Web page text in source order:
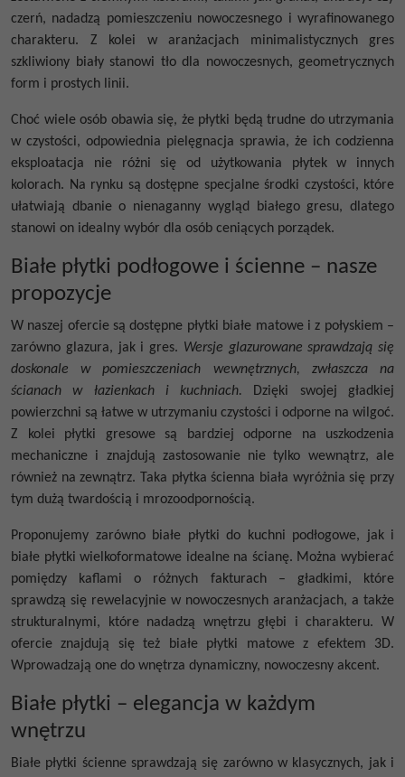
czerń, nadadzą pomieszczeniu nowoczesnego i wyrafinowanego
charakteru. Z kolei w aranżacjach minimalistycznych gres
szkliwiony białystanowi tło dla nowoczesnych, geometrycznych
form i prostych linii.
Choć wiele osób obawia się, że płytki będą trudne do utrzymania
w czystości, odpowiednia pielęgnacja sprawia, że ich codzienna
eksploatacja nie różni się od użytkowania płytek w innych
kolorach. Na rynku są dostępne specjalne środki czystości, które
ułatwiają dbanie o nienaganny wygląd
białego gresu, dlatego
stanowi on idealny wybór dla osób ceniących porządek.
Białe płytki podłogowe i ścienne – nasze
propozycje
W naszej ofercie są dostępne płytki białe matowe i z połyskiem –
zarówno glazura, jak i gres. Wersje glazurowane sprawdzają się
doskonale w pomieszczeniach wewnętrznych, zwłaszcza na
ścianach w łazienkach i kuchniach. Dzięki swojej gładkiej
powierzchni są łatwe w utrzymaniu czystości i odporne na wilgoć.
Z kolei płytki gresowe są bardziej odporne na uszkodzenia
mechaniczne i znajdują zastosowanie nie tylko wewnątrz, ale
również na zewnątrz. Taka płytka ścienna biała wyróżnia się przy
tym dużą twardością i mrozoodpornością.
Proponujemy zarówno białe płytki do kuchni podłogowe, jak i
białe płytki wielkoformatowe idealne na ścianę. Można wybierać
pomiędzy kaflami o różnych fakturach – gładkimi, które
sprawdzą się rewelacyjnie w nowoczesnych aranżacjach, a także
strukturalnymi, które nadadzą wnętrzu głębi i charakteru. W
ofercie znajdują się też
białe płytki matowez efektem 3D.
Wprowadzają one do wnętrza dynamiczny, nowoczesny akcent.
Białe płytki – elegancja w każdym
wnętrzu
Białe płytki ściennesprawdzają się zarówno w klasycznych, jak i